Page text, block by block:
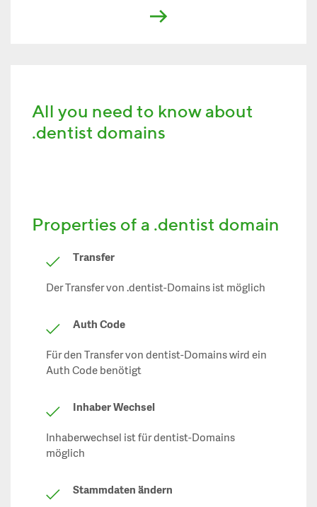
All you need to know about
.dentist domains
Properties of a .dentist domain
Transfer
Der Transfer von .dentist-Domains ist möglich
Auth Code
Für den Transfer von dentist-Domains wird ein
Auth Code benötigt
Inhaber Wechsel
Inhaberwechsel ist für dentist-Domains
möglich
Stammdaten ändern